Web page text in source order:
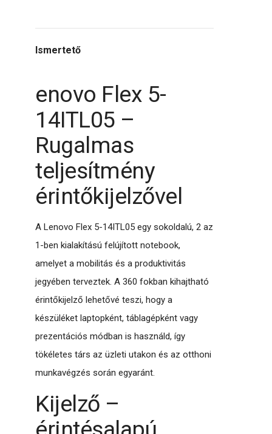
Ismertető
enovo Flex 5-
14ITL05 –
Rugalmas
teljesítmény
érintőkijelzővel
A Lenovo Flex 5-14ITL05 egy sokoldalú, 2 az
1-ben kialakítású felújított notebook,
amelyet a mobilitás és a produktivitás
jegyében terveztek. A 360 fokban kihajtható
érintőkijelző lehetővé teszi, hogy a
készüléket laptopként, táblagépként vagy
prezentációs módban is használd, így
tökéletes társ az üzleti utakon és az otthoni
munkavégzés során egyaránt.
Kijelző –